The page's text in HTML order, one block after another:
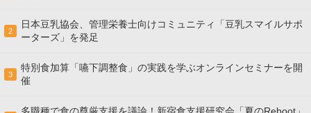
2
日本豆乳協会、管理栄養士向けコミュニティ「豆乳スマイルサポ
ーターズ」を発足
3
特別食加算「嚥下調整食」の実践を学ぶオンラインセミナーを開
催